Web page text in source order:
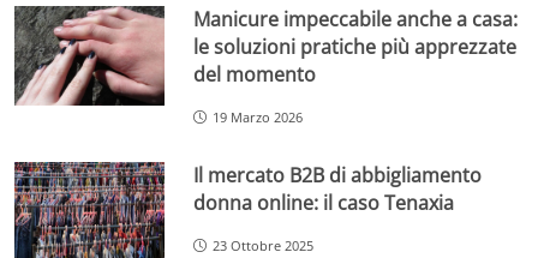
Manicure impeccabile anche a casa:
le soluzioni pratiche più apprezzate
del momento
19 Marzo 2026
Il mercato B2B di abbigliamento
donna online: il caso Tenaxia
23 Ottobre 2025